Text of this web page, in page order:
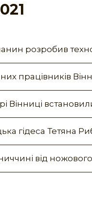
розробив
працівників
Вінниці
гідеса Тетяна
від